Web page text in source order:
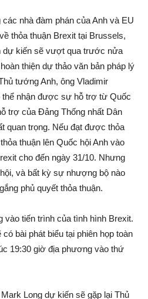
nhà đàm phán của Anh và EU
thỏa thuận Brexit tại Brussels,
dự kiến sẽ vượt qua trước nửa
thiện dự thảo văn bản pháp lý
tướng Anh, ông Vladimir
thể nhận được sự hỗ trợ từ Quốc
trợ của Đảng Thống nhất Dân
quan trọng. Nếu đạt được thỏa
thuận lên Quốc hội Anh vào
cho đến ngày 31/10. Nhưng
và bất kỳ sự nhượng bộ nào
phủ quyết thỏa thuận.
vào tiến trình của tình hình Brexit.
bài phát biểu tại phiên họp toàn
19:30 giờ địa phương vào thứ
Long dự kiến sẽ gặp lại Thủ